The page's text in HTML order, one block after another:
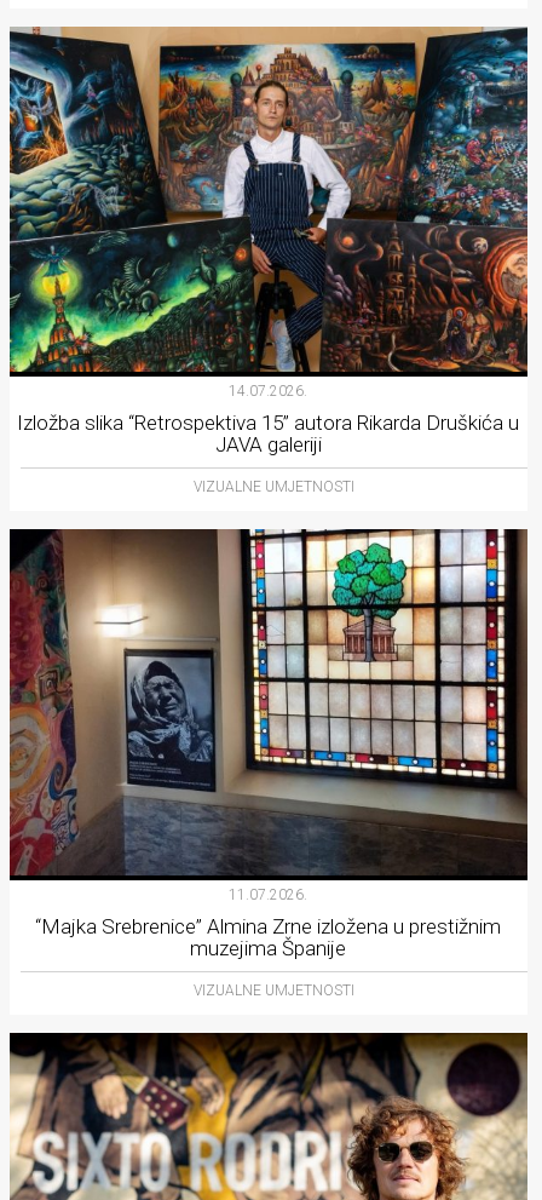
14.07.2026.
Izložba slika “Retrospektiva 15” autora Rikarda Druškića u
JAVA galeriji
VIZUALNE UMJETNOSTI
11.07.2026.
“Majka Srebrenice” Almina Zrne izložena u prestižnim
muzejima Španije
VIZUALNE UMJETNOSTI